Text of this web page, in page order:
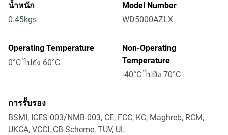
น้ำหนัก
0.45kgs
Model Number
WD5000AZLX
Operating Temperature
0°C ไปยัง 60°C
Non-Operating
Temperature
-40°C ไปยัง 70°C
การรัับรอง
BSMI, ICES-003/NMB-003, CE, FCC, KC, Maghreb, RCM,
UKCA, VCCI, CB-Scheme, TUV, UL